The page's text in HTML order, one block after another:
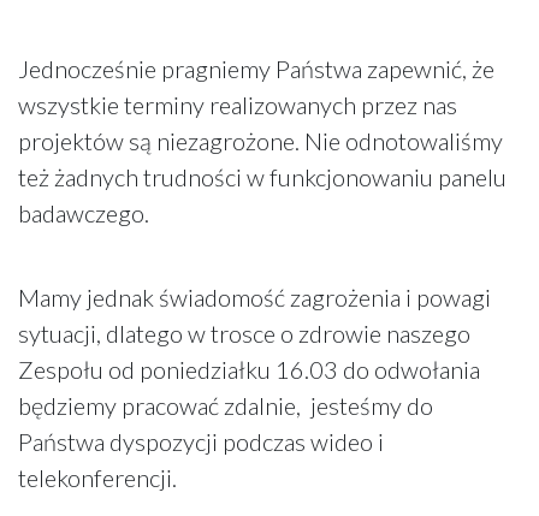
Jednocześnie pragniemy Państwa zapewnić, że
wszystkie terminy realizowanych przez nas
projektów są niezagrożone. Nie odnotowaliśmy
też żadnych trudności w funkcjonowaniu panelu
badawczego.
Mamy jednak świadomość zagrożenia i powagi
sytuacji, dlatego w trosce o zdrowie naszego
Zespołu od poniedziałku 16.03 do odwołania
będziemy pracować zdalnie, jesteśmy do
Państwa dyspozycji podczas wideo i
telekonferencji.